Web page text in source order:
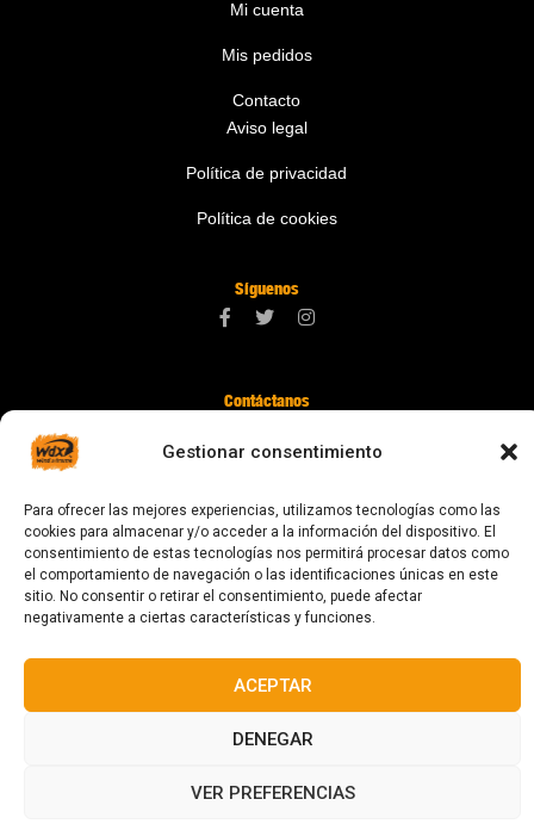
Gestionar consentimiento
Para ofrecer las mejores experiencias, utilizamos tecnologías como las
cookies para almacenar y/o acceder a la información del dispositivo. El
consentimiento de estas tecnologías nos permitirá procesar datos como
el comportamiento de navegación o las identificaciones únicas en este
sitio. No consentir o retirar el consentimiento, puede afectar
negativamente a ciertas características y funciones.
ACEPTAR
DENEGAR
VER PREFERENCIAS
Mi cuenta
Mis pedidos
Contacto
Aviso legal
Política de privacidad
Política de cookies
Síguenos
Contáctanos
08024 Barcelona
© 2023 Todos los derechos reservados
Diseñado y fabricado en Barcelona